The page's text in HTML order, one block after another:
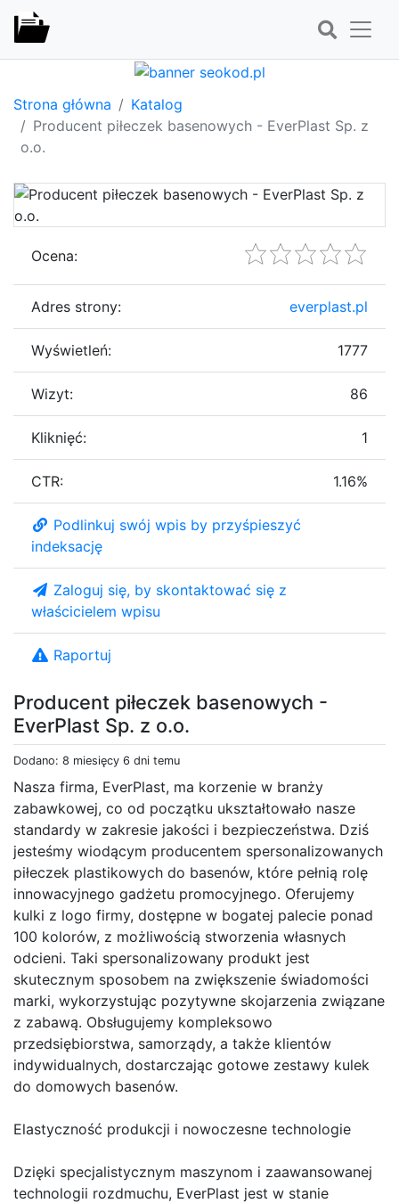
Strona główna
Katalog
Producent piłeczek basenowych - EverPlast Sp. z
o.o.
Producent piłeczek basenowych -
EverPlast Sp. z o.o.
Dodano: 8 miesięcy 6 dni temu
Nasza firma, EverPlast, ma korzenie w branży
zabawkowej, co od początku ukształtowało nasze
standardy w zakresie jakości i bezpieczeństwa. Dziś
jesteśmy wiodącym producentem spersonalizowanych
piłeczek plastikowych do basenów, które pełnią rolę
innowacyjnego gadżetu promocyjnego. Oferujemy
kulki z logo firmy, dostępne w bogatej palecie ponad
100 kolorów, z możliwością stworzenia własnych
odcieni. Taki spersonalizowany produkt jest
skutecznym sposobem na zwiększenie świadomości
marki, wykorzystując pozytywne skojarzenia związane
z zabawą. Obsługujemy kompleksowo
przedsiębiorstwa, samorządy, a także klientów
indywidualnych, dostarczając gotowe zestawy kulek
do domowych basenów.
Elastyczność produkcji i nowoczesne technologie
Dzięki specjalistycznym maszynom i zaawansowanej
technologii rozdmuchu, EverPlast jest w stanie
Ocena:
Adres strony: everplast.pl
Wyświetleń: 1777
Wizyt: 86
Kliknięć: 1
CTR: 1.16%
Podlinkuj swój wpis by przyśpieszyć
indeksację
Zaloguj się, by skontaktować się z
właścicielem wpisu
Raportuj